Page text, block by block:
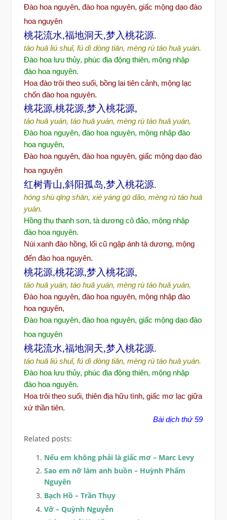
Đào hoa nguyên, đào hoa nguyên, giấc mộng dạo đào
hoa nguyên
桃花流水,福地洞天,梦入桃花源.
táo huā liú shuǐ, fú dì dòng tiān, mèng rù táo huā yuán.
Đào hoa lưu thủy, phúc địa động thiên, mộng nhập
đào hoa nguyên.
Hoa đàotrôi theo suối, bồng lai tiên cảnh, mộng lạc
chốn đào hoa nguyên.
桃花源,桃花源,梦入桃花源,
táo huā yuán, táo huā yuán, mèng rù táo huā yuán,
Đào hoa nguyên, đào hoa nguyên, mộng nhập đào
hoa nguyên,
Đào hoa nguyên, đào hoa nguyên, giấc mộng dạo đào
hoa nguyên
红树青山,斜阳孤岛,梦入桃花源.
hóng shù qīng shān, xié yáng gū dǎo, mèng rù táo huā
yuán.
Hồng thụ thanh sơn, tà dương cô đảo, mộng nhập
đào hoa nguyên.
Núi xanh đào hồng, lối cũ ngập ánh tà dương, mộng
đến đào hoa nguyên.
桃花源,桃花源,梦入桃花源,
táo huā yuán, táo huā yuán, mèng rù táo huā yuán,
Đào hoa nguyên, đào hoa nguyên, mộng nhập đào
hoa nguyên,
Đào hoa nguyên, đào hoa nguyên, giấc mộng dạo đào
hoa nguyên
桃花流水,福地洞天,梦入桃花源.
táo huā liú shuǐ, fú dì dòng tiān, mèng rù táo huā yuán.
Đào hoa lưu thủy, phúc địa động thiên, mộng nhập
đào hoa nguyên.
Hoa trôi theo suối, thiên địa hữu tình, giấc mơ lạc giữa
xứ thần tiên.
Bài dịch thứ 59
Related posts:
Nếu em không phải là giấc mơ – Marc Levy
Sao em nỡ làm anh buồn – Huỳnh Phẩm
Nguyên
Bạch Hồ – Trần Thụy
Vỡ – Quỳnh Nguyễn